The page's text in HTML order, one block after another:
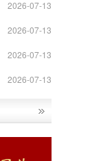
2026-07-13
2026-07-13
2026-07-13
2026-07-13